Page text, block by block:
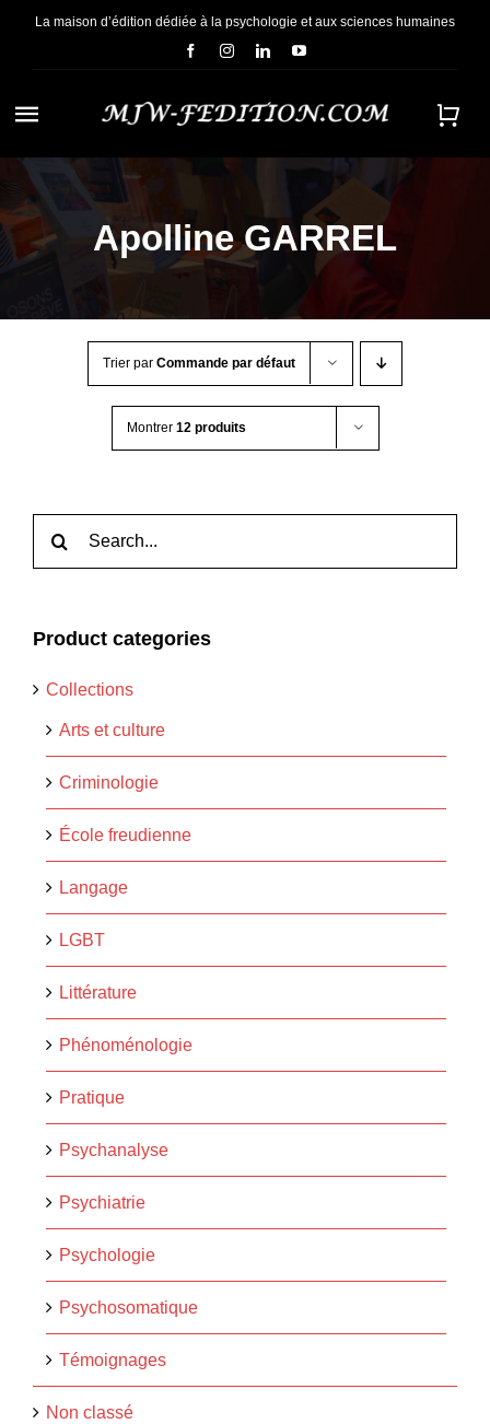
PasserLa maison d’édition dédiée à la psychologie et aux sciences humaines
Navigation
à
bascule
ACCUEIL
NOUS CONNAÎTRE
CONTACT
Apolline GARREL
Trier par Commande par défaut
Montrer 12 produits
Product categories
Collections
Arts et culture
Criminologie
École freudienne
Langage
LGBT
Littérature
Phénoménologie
Pratique
Psychanalyse
Psychiatrie
Psychologie
Psychosomatique
Témoignages
Non classé